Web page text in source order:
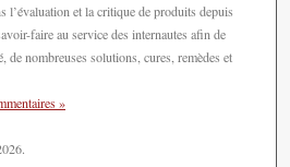
l’évaluation et la critique de produits depuis
faire au service des internautes afin de
nombreuses solutions, cures, remèdes et
»